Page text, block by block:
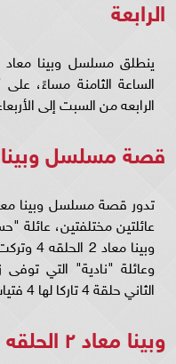
الرابعة
ينطلق مسلسل وبينا معاد
الرابعه من السبت إلى
قصة مسلسل وبينا معاد 2
عائلتين مختلفتين،
وعائلة "نادية" التي
الثاني حلقة 4 تاركا لها 4 فتيات نشأن على الكبت والديكتاتورية.
وبينا معاد ٢ الحلقه ٤